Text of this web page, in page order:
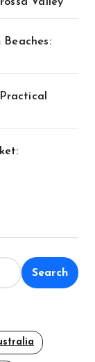
Beaches:
Search